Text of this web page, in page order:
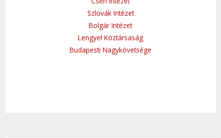
Szlovák Intézet
Bolgár Intézet
Lengyel Köztársaság
Budapesti Nagykövetsége